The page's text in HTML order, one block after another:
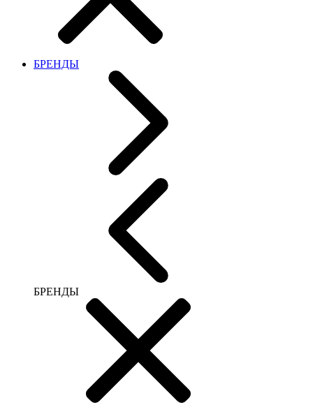
БРЕНДЫ
БРЕНДЫ